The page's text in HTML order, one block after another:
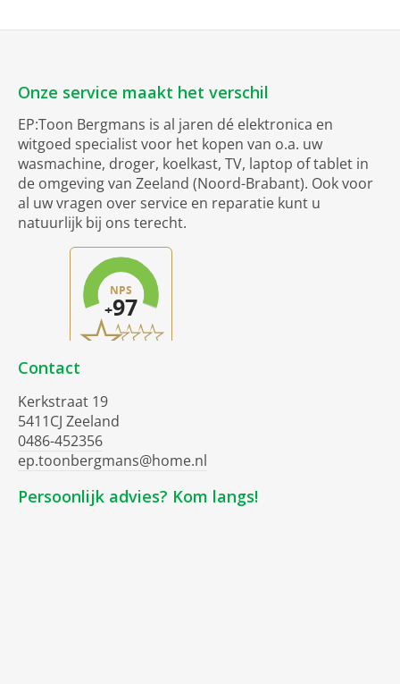
Onze service maakt het verschil
EP:Toon Bergmans is al jaren dé elektronica en
witgoed specialist voor het kopen van o.a. uw
wasmachine, droger, koelkast, TV, laptop of tablet in
de omgeving van Zeeland (Noord-Brabant). Ook voor
al uw vragen over service en reparatie kunt u
natuurlijk bij ons terecht.
Contact
Kerkstraat 19
5411CJ Zeeland
0486-452356
ep.toonbergmans@home.nl
Persoonlijk advies? Kom langs!